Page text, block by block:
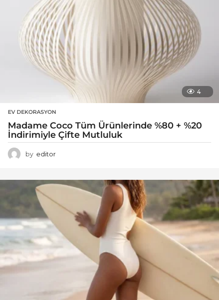
4
EV DEKORASYON
Madame Coco Tüm Ürünlerinde %80 + %20
İndirimiyle Çifte Mutluluk
by editor